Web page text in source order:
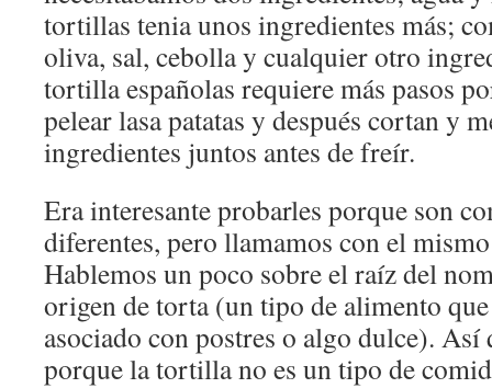
tortillas tenia unos ingredientes más;
oliva, sal, cebolla y cualquier otro
tortilla españolas requiere más pasos
pelear lasa patatas y después cortan y
ingredientes juntos antes de freír.
Era interesante probarles porque son
diferentes, pero llamamos con el
Hablemos un poco sobre el raíz del
origen de torta (un tipo de alimento
asociado con postres o algo dulce). Así
porque la tortilla no es un tipo de